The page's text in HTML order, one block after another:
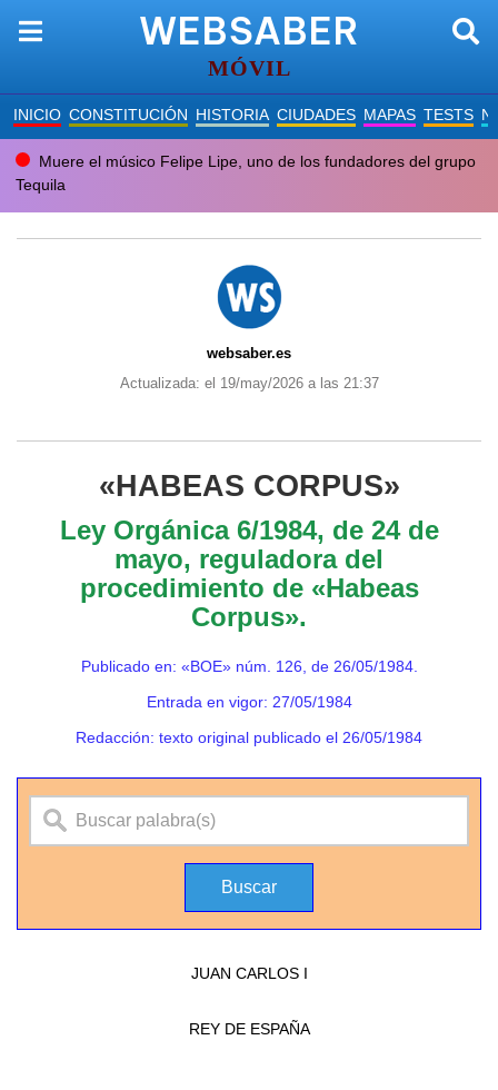
WEBSABER
MÓVIL
INICIO CONSTITUCIÓN HISTORIA CIUDADES MAPAS TESTS
Muere el músico Felipe Lipe, uno de los fundadores del grupo
Tequila
websaber.es
Actualizada: el 19/may/2026 a las 21:37
«HABEAS CORPUS»
Ley Orgánica 6/1984, de 24 de
mayo, reguladora del
procedimiento de «Habeas
Corpus».
Publicado en: «BOE» núm. 126, de 26/05/1984.
Entrada en vigor: 27/05/1984
Redacción: texto original publicado el 26/05/1984
JUAN CARLOS I
REY DE ESPAÑA